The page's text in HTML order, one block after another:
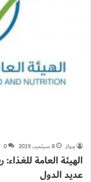
برواز
8 سبتمبر، 2019 0
الهيئة العامة
عديد الدول